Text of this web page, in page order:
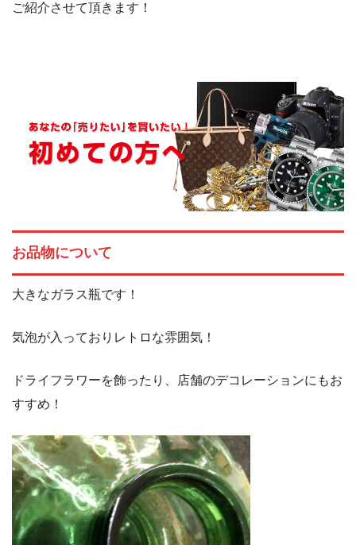
ご紹介させて頂きます！
お品物について
大きなガラス瓶です！
気泡が入っておりレトロな雰囲気！
ドライフラワーを飾ったり、店舗のデコレーションにもお
すすめ！